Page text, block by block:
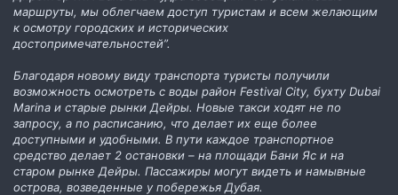
маршруты, мы облегчаем доступ туристам и всем желающим
к осмотру городских и исторических
достопримечательностей”.
Благодаря новому виду транспорта туристы получили
возможность осмотреть с воды район Festival City, бухту Dubai
Marina и старые рынки Дейры. Новые такси ходят не по
запросу, а по расписанию, что делает их еще более
доступными и удобными. В пути каждое транспортное
средство делает 2 остановки – на площади Бани Яс и на
старом рынке Дейры. Пассажиры могут видеть и намывные
острова, возведенные у побережья Дубая.